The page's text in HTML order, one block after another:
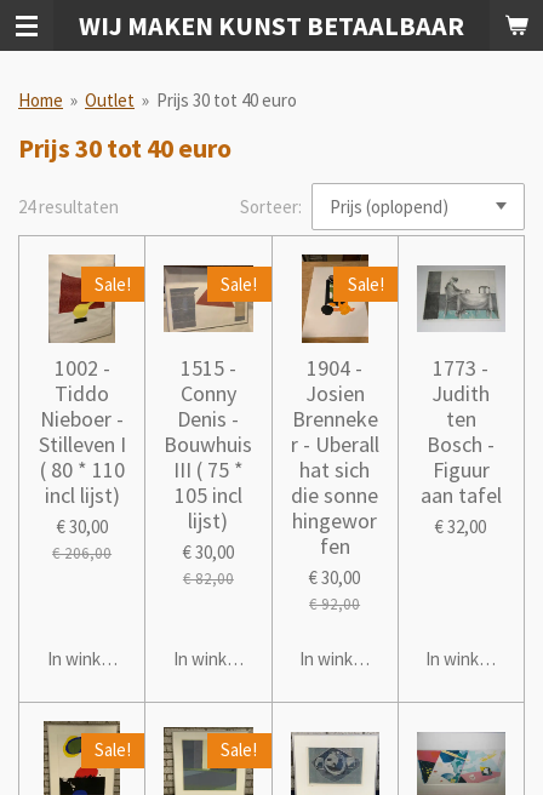
Ga
direct
de
WIJ MAKEN KUNST BETAALBAAR
Home » Outlet » Prijs 30 tot 40 euro
Prijs 30 tot 40 euro
24 resultaten Sorteer:
Sale!
1002 -
Tiddo
Nieboer -
Stilleven I
( 80 * 110
incl lijst)
€ 30,00
€ 206,00
In winkelwagen
Sale!
1515 -
Conny
Denis -
Bouwhuis
III ( 75 *
105 incl
lijst)
€ 30,00
€ 82,00
In winkelwagen
Sale!
1904 -
Josien
Brenneke
r - Uberall
hat sich
die sonne
hingewor
fen
€ 30,00
€ 92,00
In winkelwagen
1773 -
Judith
ten
Bosch -
Figuur
aan tafel
€ 32,00
In winkelwagen
Sale! Sale!